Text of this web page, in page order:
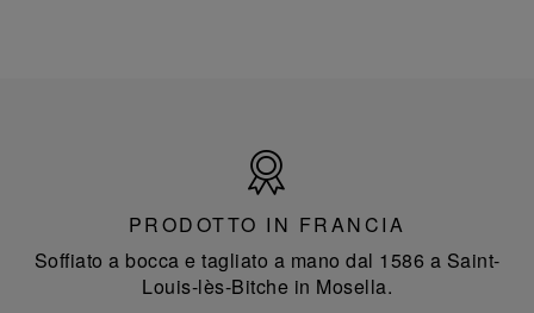
Francia
PRODOTTO IN FRANCIA
Soffiato a bocca e tagliato a mano dal 1586 a Saint-
Louis-lès-Bitche in Mosella.